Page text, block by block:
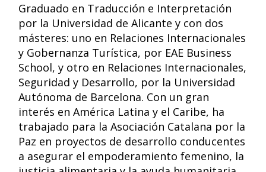
Graduado en Traducción e Interpretación
por la Universidad de Alicante y con dos
másteres: uno en Relaciones Internacionales
y Gobernanza Turística, por EAE Business
School, y otro en Relaciones Internacionales,
Seguridad y Desarrollo, por la Universidad
Autónoma de Barcelona. Con un gran
interés en América Latina y el Caribe, ha
trabajado para la Asociación Catalana por la
Paz en proyectos de desarrollo conducentes
a asegurar el empoderamiento femenino, la